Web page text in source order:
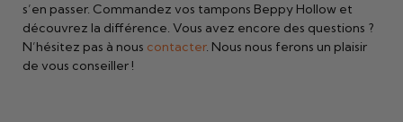
s’en passer. Commandez vos tampons Beppy Hollow et
découvrez la différence. Vous avez encore des questions ?
N’hésitez pas à nous contacter. Nous nous ferons un plaisir
de vous conseiller !